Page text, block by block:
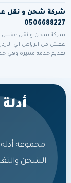
شركة شحن و نقل
0506688227
شركة شحن و نقل عفش
عفش من الرياض الي
تقديم خدمة مميزة وهي
مجموعة
الشحن